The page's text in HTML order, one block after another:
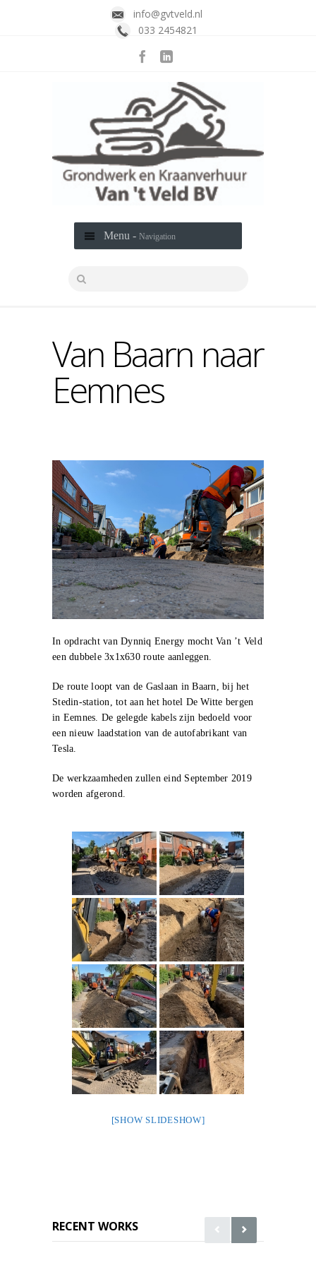
info@gvtveld.nl
033 2454821
Menu - Navigation
Van Baarn naar
Eemnes
In opdracht van Dynniq Energy mocht Van ’t Veld
een dubbele 3x1x630 route aanleggen.
De route loopt van de Gaslaan in Baarn, bij het
Stedin-station, tot aan het hotel De Witte bergen
in Eemnes. De gelegde kabels zijn bedoeld voor
een nieuw laadstation van de autofabrikant van
Tesla.
De werkzaamheden zullen eind September 2019
worden afgerond.
[SHOW SLIDESHOW]
RECENT WORKS